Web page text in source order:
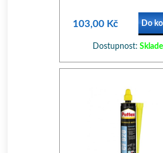
103,00 Kč Do
Dostupnost: